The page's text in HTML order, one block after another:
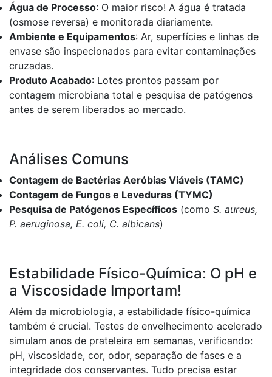
Água de Processo: O maior risco! A água é tratada
(osmose reversa) e monitorada diariamente.
Ambiente e Equipamentos: Ar, superfícies e linhas de
envase são inspecionados para evitar contaminações
cruzadas.
Produto Acabado: Lotes prontos passam por
contagem microbiana total e pesquisa de patógenos
antes de serem liberados ao mercado.
Análises Comuns
Contagem de Bactérias Aeróbias Viáveis (TAMC)
Contagem de Fungos e Leveduras (TYMC)
Pesquisa de Patógenos Específicos (como S. aureus,
P. aeruginosa, E. coli, C. albicans)
Estabilidade Físico-Química: O pH e
a Viscosidade Importam!
Além da microbiologia, a estabilidade físico-química
também é crucial. Testes de envelhecimento acelerado
simulam anos de prateleira em semanas, verificando:
pH, viscosidade, cor, odor, separação de fases e a
integridade dos conservantes. Tudo precisa estar